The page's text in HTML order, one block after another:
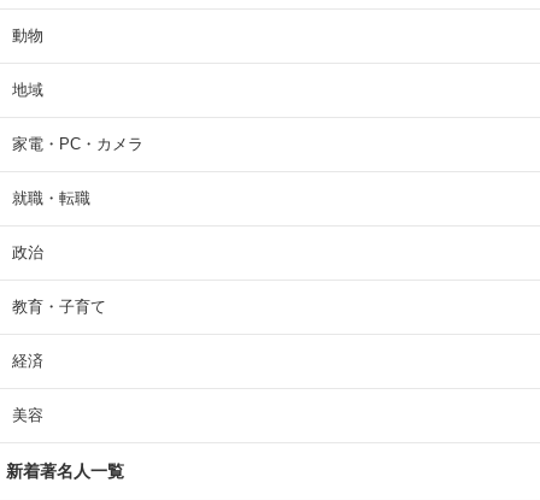
動物
地域
家電・PC・カメラ
就職・転職
政治
教育・子育て
経済
美容
新着著名人一覧